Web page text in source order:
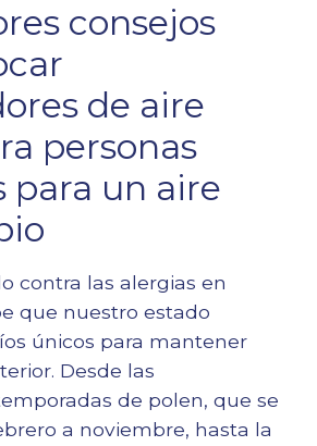
consejos
de aire
personas
para un aire
contra las alergias en
que nuestro estado
únicos para mantener
Desde las
de polen, que se
a noviembre, hasta la